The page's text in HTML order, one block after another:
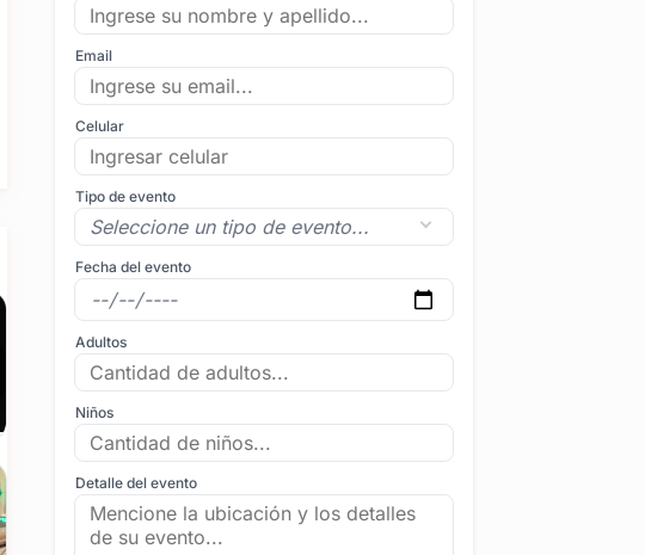
Email
Celular
Tipo de evento
Fecha del evento
Adultos
Niños
Detalle del evento